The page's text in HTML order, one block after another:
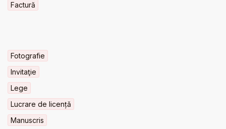
Factură
Fotografie
Invitaţie
Lege
Lucrare de licență
Manuscris